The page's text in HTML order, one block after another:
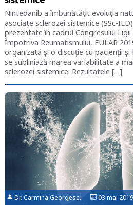
Nintedanib a îmbunătățit evoluția
asociate sclerozei sistemice (SSc-
prezentate în cadrul Congresului
Împotriva Reumatismului, EULAR
organizată și o discuție cu pacienții
se subliniază marea variabilitate a
sclerozei sistemice. Rezultatele […]
Dr. Carmina Georgescu 03 mai